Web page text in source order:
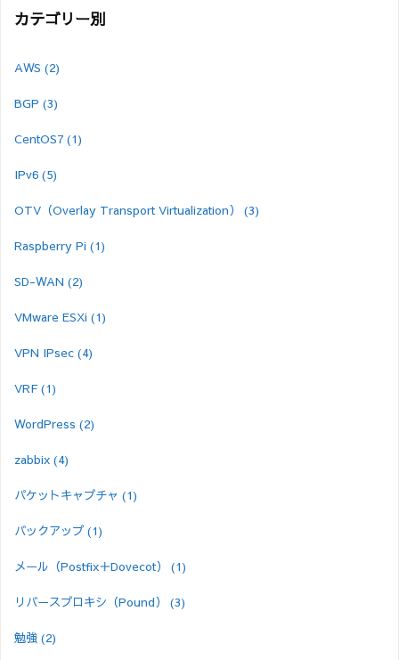
カテゴリー別
AWS (2)
BGP (3)
CentOS7 (1)
IPv6 (5)
OTV（Overlay Transport Virtualization） (3)
Raspberry Pi (1)
SD-WAN (2)
VMware ESXi (1)
VPN IPsec (4)
VRF(1)
WordPress (2)
zabbix (4)
パケットキャプチャ (1)
バックアップ (1)
メール（Postfix＋Dovecot） (1)
リバースプロキシ（Pound） (3)
勉強 (2)